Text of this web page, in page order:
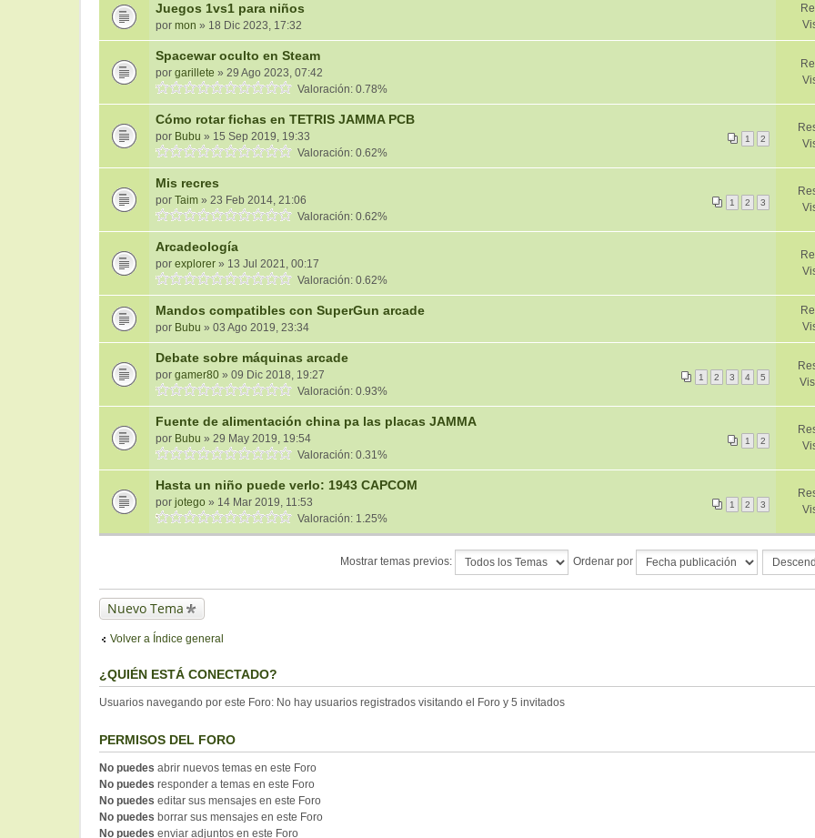
Juegos 1vs1 para niños
por mon » 18 Dic 2023, 17:32
Spacewar oculto en Steam
por garillete » 29 Ago 2023, 07:42
Valoración: 0.78%
Cómo rotar fichas en TETRIS JAMMA PCB
1 2
por Bubu » 15 Sep 2019, 19:33
Valoración: 0.62%
Mis recres
1 2 3
por Taim » 23 Feb 2014, 21:06
Valoración: 0.62%
Arcadeología
por explorer » 13 Jul 2021, 00:17
Valoración: 0.62%
Mandos compatibles con SuperGun arcade
por Bubu » 03 Ago 2019, 23:34
Debate sobre máquinas arcade
1 2 3 4 5
por gamer80 » 09 Dic 2018, 19:27
Valoración: 0.93%
Fuente de alimentación china pa las placas JAMMA
1 2
por Bubu » 29 May 2019, 19:54
Valoración: 0.31%
Hasta un niño puede verlo: 1943 CAPCOM
1 2 3
por jotego » 14 Mar 2019, 11:53
Valoración: 1.25%
Mostrar temas previos: Ordenar por
Nuevo Tema
Volver a Índice general
¿QUIÉN ESTÁ CONECTADO?
Usuarios navegando por este Foro: No hay usuarios registrados visitando el Foro y 5 invitados
PERMISOS DEL FORO
No puedes abrir nuevos temas en este Foro
No puedes responder a temas en este Foro
No puedes editar sus mensajes en este Foro
No puedes borrar sus mensajes en este Foro
No puedes enviar adjuntos en este Foro